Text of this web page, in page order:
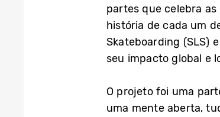
partes que celebra
história de cada um
Skateboarding (SLS)
seu impacto global e
O projeto foi uma
uma mente aberta,